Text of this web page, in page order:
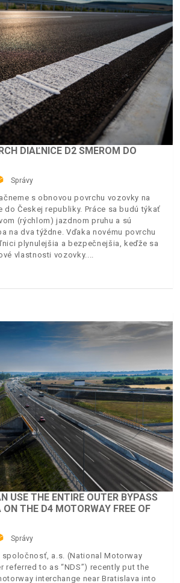
DIAĽNICE D2 SMEROM DO
Správy
s obnovou povrchu vozovky na
do Českej republiky. Práce sa budú týkať
(rýchlom) jazdnom pruhu a sú
na dva týždne. Vďaka novému povrchu
plynulejšia a bezpečnejšia, keďže sa
vlastnosti vozovky.
USE THE ENTIRE OUTER BYPASS
ON THE D4 MOTORWAY FREE OF
Správy
a.s. (National Motorway
referred to as “NDS”) recently put the
interchange near Bratislava into